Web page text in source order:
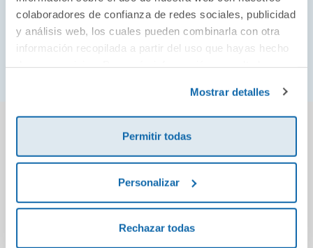
colaboradores de confianza de redes sociales, publicidad
y análisis web, los cuales pueden combinarla con otra
información recopilada a partir del uso que hayas hecho
Mostrar detalles
Permitir todas
Personalizar
Rechazar todas
acabe con el corazón roto sea él.
¿Conseguirán Ash y Cam reconciliarse con ellos
También podría gustarte...